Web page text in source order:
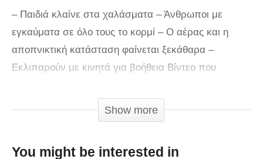
– Παιδιά κλαίνε στα χαλάσματα – Άνθρωποι με
εγκαύματα σε όλο τους το κορμί – Ο αέρας και η
αποπνικτική κατάσταση φαίνεται ξεκάθαρα –
Εκλιπαρούν με κινητά για βοήθεια Βίντεο που
λιμανάκι στο Μάτι το απόγευμα της Δευτέρας 23
Ιούλη, οπότε και η πύρινη λαίλαπα έπληξε την
οποίος με την ηλικιωμένη μητέρα του βρέθηκε στο
Show more
You might be interested in